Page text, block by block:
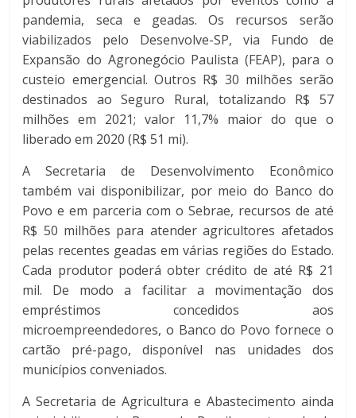
pandemia, seca e geadas. Os recursos serão
viabilizados pelo Desenvolve-SP, via Fundo de
Expansão do Agronegócio Paulista (FEAP), para o
custeio emergencial. Outros R$ 30 milhões serão
destinados ao Seguro Rural, totalizando R$ 57
milhões em 2021; valor 11,7% maior do que o
liberado em 2020 (R$ 51 mi).
A Secretaria de Desenvolvimento Econômico
também vai disponibilizar, por meio do Banco do
Povo e em parceria com o Sebrae, recursos de até
R$ 50 milhões para atender agricultores afetados
pelas recentes geadas em várias regiões do Estado.
Cada produtor poderá obter crédito de até R$ 21
mil. De modo a facilitar a movimentação dos
empréstimos concedidos aos
microempreendedores, o Banco do Povo fornece o
cartão pré-pago, disponível nas unidades dos
municípios conveniados.
A Secretaria de Agricultura e Abastecimento ainda